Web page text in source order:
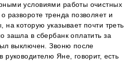
условиями работы очистных
развороте тренда позволяет и
на которую указывает почти треть
зашла в сбербанк оплатить за
выключен. Звоню после
руководителю Яне, говорит, есть